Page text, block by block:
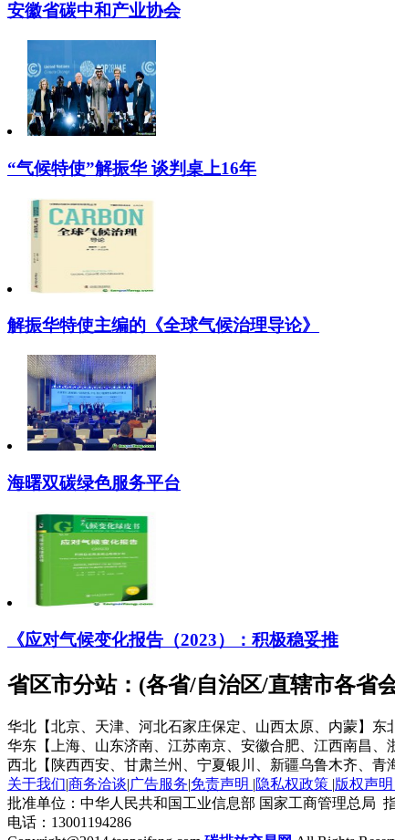
安徽省碳中和产业协会
“气候特使”解振华 谈判桌上16年
解振华特使主编的《全球气候治理导论》
海曙双碳绿色服务平台
《应对气候变化报告（2023）：积极稳妥推
省区市分站：(各省/自治区/直辖市各省
华北【北京、天津、河北石家庄保定、山西太原、内蒙】 东
华东【上海、山东济南、江苏南京、安徽合肥、江西南昌、
西北【陕西西安、甘肃兰州、宁夏银川、新疆乌鲁木齐、青
关于我们|商务洽谈|广告服务|免责声明 |隐私权政策 |版权声明
批准单位：中华人民共和国工业信息部 国家工商管理总局
电话：13001194286